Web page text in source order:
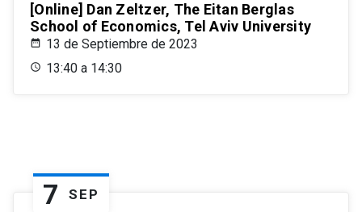
[Online] Dan Zeltzer, The Eitan Berglas
School of Economics, Tel Aviv University
13 de Septiembre de 2023
13:40 a 14:30
7 SEP